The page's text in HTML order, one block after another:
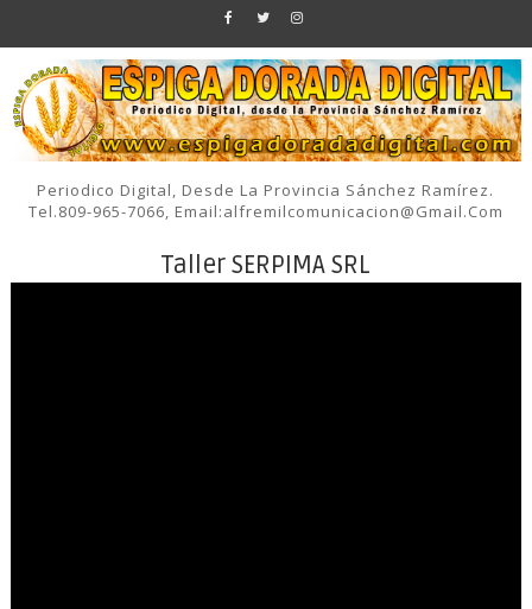
Periodico Digital, Desde La Provincia Sánchez Ramírez.
Tel.809-965-7066, Email:alfremilcomunicacion@gmail.com
Taller SERPIMA SRL